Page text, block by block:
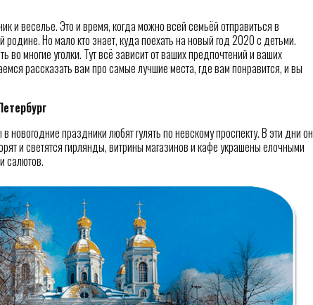
и веселье. Это и время, когда можно всей семьёй отправиться в
родине. Но мало кто знает, куда поехать на новый год 2020 с детьми.
во многие уголки. Тут всё зависит от ваших предпочтений и ваших
рассказать вам про самые лучшие места, где вам понравится, и вы
новогодние праздники любят гулять по невскому проспекту. В эти дни он
и светятся гирлянды, витрины магазинов и кафе украшены елочными
салютов.